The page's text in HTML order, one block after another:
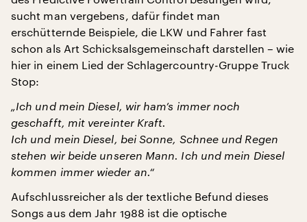
sucht man vergebens, dafür findet man
erschütternde Beispiele, die LKW und Fahrer fast
schon als Art Schicksalsgemeinschaft darstellen – wie
hier in einem Lied der Schlagercountry-Gruppe Truck
Stop:
„Ich und mein Diesel, wir ham’s immer noch
geschafft, mit vereinter Kraft.
Ich und mein Diesel, bei Sonne, Schnee und Regen
stehen wir beide unseren Mann. Ich und mein Diesel
kommen immer wieder an.“
Aufschlussreicher als der textliche Befund dieses
Songs aus dem Jahr 1988 ist die optische